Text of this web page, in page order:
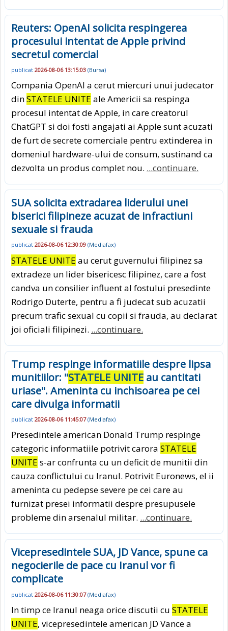
Reuters: OpenAI solicita respingerea
procesului intentat de Apple privind
secretul comercial
publicat 2026-08-06 13:15:03 (Bursa)
Compania OpenAI a cerut miercuri unui judecator
dinSTATELE UNITE ale Americii sa respinga
procesul intentat de Apple, in care creatorul
ChatGPT si doi fosti angajati ai Apple sunt acuzati
de furt de secrete comerciale pentru extinderea in
domeniul hardware-ului de consum, sustinand ca
dezvolta un produs complet nou. ...continuare.
SUA solicita extradarea liderului unei
biserici filipineze acuzat de infractiuni
sexuale si frauda
publicat 2026-08-06 12:30:09 (Mediafax)
STATELE UNITE au cerut guvernului filipinez sa
extradeze un lider bisericesc filipinez, care a fost
candva un consilier influent al fostului presedinte
Rodrigo Duterte, pentru a fi judecat sub acuzatii
precum trafic sexual cu copii si frauda, au declarat
joi oficiali filipinezi. ...continuare.
Trump respinge informatiile despre lipsa
munitiilor: "STATELE UNITE au cantitati
uriase". Ameninta cu inchisoarea pe cei
care divulga informatii
publicat 2026-08-06 11:45:07(Mediafax)
Presedintele american Donald Trump respinge
categoric informatiile potrivit carora STATELE
UNITE s-ar confrunta cu un deficit de munitii din
cauza conflictului cu Iranul. Potrivit Euronews, el ii
ameninta cu pedepse severe pe cei care au
furnizat presei informatii despre presupusele
probleme din arsenalul militar. ...continuare.
Vicepresedintele SUA, JD Vance, spune ca
negocierile de pace cu Iranul vor fi
complicate
publicat 2026-08-06 11:30:07(Mediafax)
In timp ce Iranul neaga orice discutii cu STATELE
UNITE, vicepresedintele american JD Vance a